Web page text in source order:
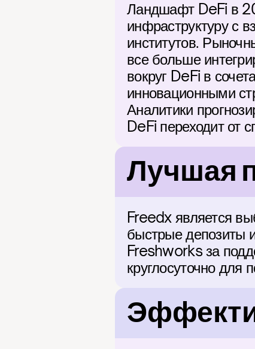
Ландшафт DeFi в
инфраструктуру с
институтов.
все больше
вокруг DeFi в
инновационными
Аналитики
DeFi переходит от
Лучшая
Freedx является
быстрые депозиты
Freshworks за
круглосуточно